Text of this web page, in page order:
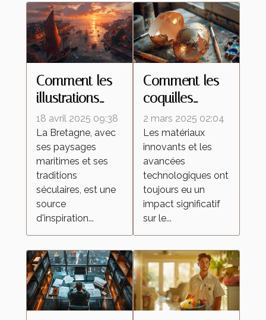
Comment les
illustrations
inspirées de la
Bretagne
célèbrent la
culture
régionale
18 avril 2025 09:38
La Bretagne, avec
ses paysages
maritimes et ses
traditions
séculaires, est une
source
d'inspiration...
Comment les
coquilles
d'œufs
améliorent les
peintures
réfléchissantes
2 mars 2025 02:04
Les matériaux
innovants et les
avancées
technologiques ont
toujours eu un
impact significatif
sur le...